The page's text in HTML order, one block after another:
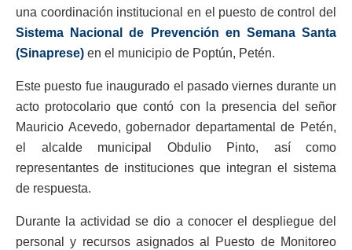
una coordinación institucional en el puesto de control del
Sistema Nacional de Prevención en Semana Santa
(Sinaprese) en el municipio de Poptún, Petén.
Este puesto fue inaugurado el pasado viernes durante un
acto protocolario que contó con la presencia del señor
Mauricio Acevedo, gobernador departamental de Petén,
el alcalde municipal Obdulio Pinto, así como
representantes de instituciones que integran el sistema
de respuesta.
Durante la actividad se dio a conocer el despliegue del
personal y recursos asignados al Puesto de Monitoreo